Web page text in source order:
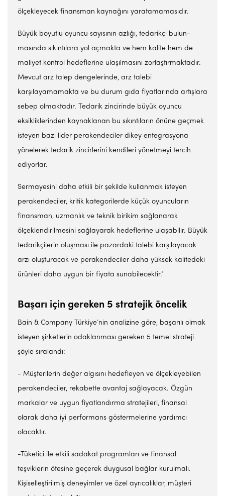
ölçekleyecek fi­nansman kaynağını yaratama­masıdır.
Büyük boyutlu oyuncu sayısının azlığı, tedarikçi bulun­
masında sıkıntılara yol açmak­ta ve hem kalite hem de
maliyet kontrol hedeflerine ulaşılma­sını zorlaştırmaktadır.
Mevcut arz talep dengelerinde, arz talebi
karşılayamamakta ve bu durum gıda fiyatlarında artışlara
sebep olmaktadır. Tedarik zincirin­de büyük oyuncu
eksikliklerin­den kaynaklanan bu sıkıntıların önüne geçmek
isteyen bazı lider perakendeciler dikey entegras­yona
yönelerek tedarik zincir­lerini kendileri yönetmeyi ter­cih
ediyorlar.
Sermayesini daha etkili bir şekilde kullanmak is­teyen
perakendeciler, kritik ka­tegorilerde küçük oyuncuların
finansman, uzmanlık ve teknik birikim sağlanarak
ölçeklendi­rilmesini sağlayarak hedefleri­ne ulaşabilir. Büyük
tedarikçile­rin oluşması ile pazardaki talebi karşılayacak
arzı oluşturacak ve perakendeciler daha yüksek ka­litedeki
ürünleri daha uygun bir fiyata sunabilecektir.”
Başarı için gereken 5 stratejik öncelik
Bain & Company Türkiye’nin analizine göre, başarılı olmak
isteyen şirketlerin odaklanması gereken 5 temel strateji
şöyle sıralandı:
- Müşterilerin değer algısını hedefleyen ve ölçekleyebilen
perakendeciler, rekabette avantaj sağlayacak. Özgün
markalar ve uygun fiyatlandırma stratejileri, finansal
olarak daha iyi performans göstermelerine yardımcı
olacaktır.
-Tüketici ile etkili sadakat programları ve finansal
teşviklerin ötesine geçerek duygusal bağlar kurulmalı.
Kişiselleştirilmiş deneyimler ve özel ayrıcalıklar, müşteri